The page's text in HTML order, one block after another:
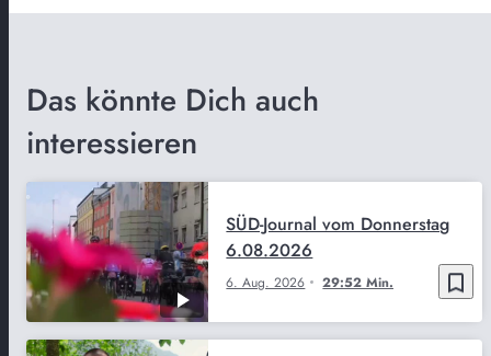
Das könnte Dich auch
interessieren
bookmark_border
6. Aug. 2026 29:52 Min.
SÜD-Journal vom Donnerstag
6.08.2026